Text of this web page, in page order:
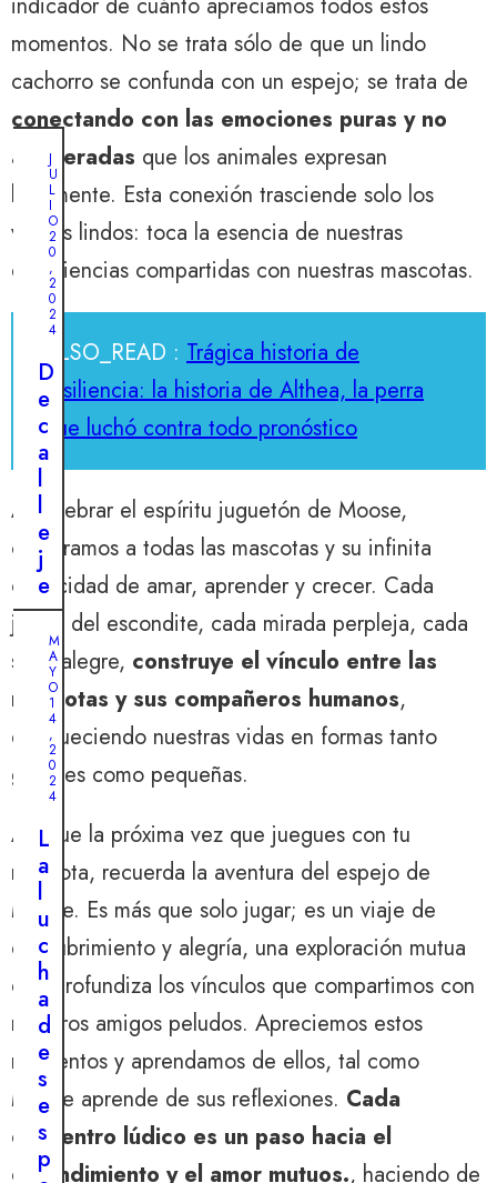
momentos. No se trata sólo de que un lindo
cachorro se confunda con un espejo; se trata de
conectando con las emociones puras y no
adulteradas que los animales expresan
libremente. Esta conexión trasciende solo los
videos lindos: toca la esencia de nuestras
experiencias compartidas con nuestras mascotas.
ALSO_READ : Trágica historia de
resiliencia: la historia de Althea, la perra
que luchó contra todo pronóstico
Al celebrar el espíritu juguetón de Moose,
celebramos a todas las mascotas y su infinita
capacidad de amar, aprender y crecer. Cada
juego del escondite, cada mirada perpleja, cada
salto alegre, construye el vínculo entre las
mascotas y sus compañeros humanos,
enriqueciendo nuestras vidas en formas tanto
grandes como pequeñas.
Así que la próxima vez que juegues con tu
mascota, recuerda la aventura del espejo de
Moose. Es más que solo jugar; es un viaje de
descubrimiento y alegría, una exploración mutua
que profundiza los vínculos que compartimos con
nuestros amigos peludos. Apreciemos estos
momentos y aprendamos de ellos, tal como
Moose aprende de sus reflexiones. Cada
encuentro lúdico es un paso hacia el
entendimiento y el amor mutuos., haciendo de
J
U
L
I
O
2
0
,
2
0
2
4
D
e
c
a
l
l
e
j
e
r
o
e
e
l
l
a
:
e
l
e
s
p
í
r
i
t
u
M
A
Y
O
1
4
,
2
0
2
4
L
a
l
u
c
h
a
d
e
s
e
s
p